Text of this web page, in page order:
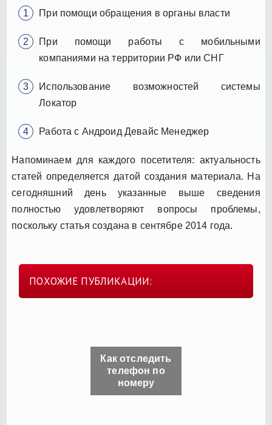
При помощи обращения в органы власти
При помощи работы с мобильными
компаниями на территории РФ или СНГ
Использование возможностей системы
Локатор
Работа с Андроид Девайс Менеджер
Напоминаем для каждого посетителя: актуальность
статей определяется датой создания материала. На
сегодняшний день указанные выше сведения
полностью удовлетворяют вопросы проблемы,
поскольку статья создана в сентябре 2014 года.
ПОХОЖИЕ ПУБЛИКАЦИИ:
Как отследить
телефон по
номеру